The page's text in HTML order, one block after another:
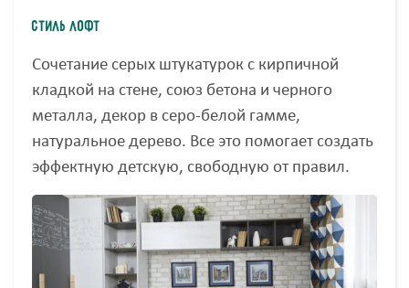
Стиль Лофт
Сочетание серых штукатурок с кирпичной
кладкой на стене, союз бетона и черного
металла, декор в серо-белой гамме,
натуральное дерево. Все это помогает создать
эффектную детскую, свободную от правил.